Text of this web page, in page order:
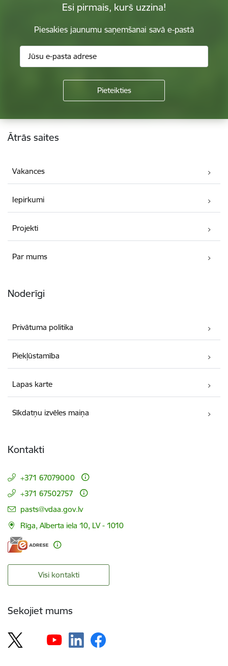
Esi pirmais, kurš uzzina!
Piesakies jaunumu saņemšanai savā e-pastā
Kājene
Ātrās saites
Vakances
Iepirkumi
Projekti
Par mums
Noderīgi
Privātuma politika
Piekļūstamība
Lapas karte
Sīkdatņu izvēles maiņa
Kontakti
+371 67079000
+371 67502757
E-pasts:
pasts@vdaa.gov.lv
Rīga, Alberta iela 10, LV - 1010
Visi kontakti
Sekojiet mums